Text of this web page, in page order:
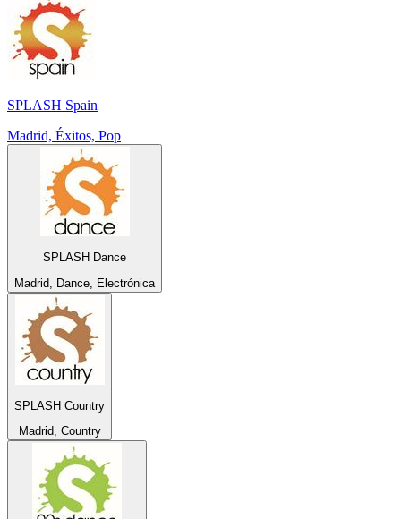
SPLASH Spain
Madrid, Éxitos, Pop
SPLASH Dance
Madrid, Dance, Electrónica
SPLASH Country
Madrid, Country